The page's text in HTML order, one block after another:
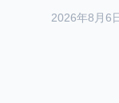
2026年8月6